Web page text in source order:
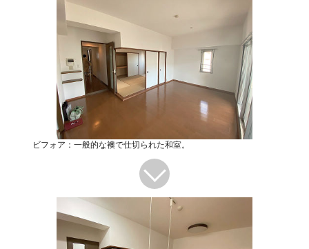
ビフォア：一般的な襖で仕切られた和室。